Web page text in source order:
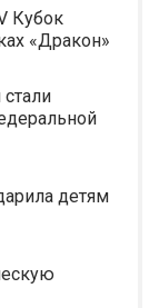
Кубок
«Дракон»
детям